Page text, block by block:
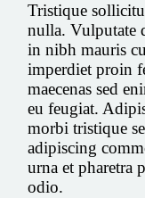
Tristique
nulla. Vulputate
in nibh mauris
imperdiet proin
maecenas sed
eu feugiat.
morbi tristique
adipiscing
urna et pharetra
odio.